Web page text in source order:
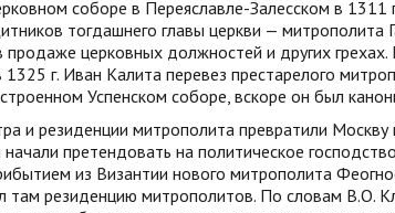
соборе в Переяславле-Залесском в 1311
тогдашнего главы церкви —
продаже церковных должностей и других
1325 г. Иван Калита перевез престарелого
Успенском соборе, вскоре он был
и резиденции митрополита превратили
начали претендовать на политическое
из Византии нового митрополита
там резиденцию митрополитов. По словам В.О.